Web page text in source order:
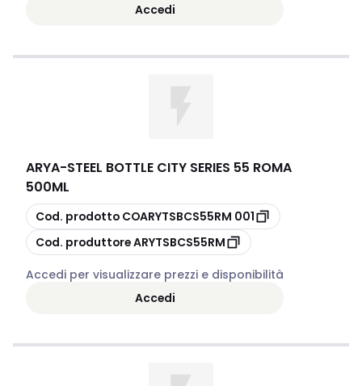
Accedi
ARYA-STEEL BOTTLE CITY SERIES 55 ROMA
500ML
copia
Cod. prodotto COARYTSBCS55RM 001
copia
Cod. produttoreARYTSBCS55RM
Accedi per visualizzare prezzi e disponibilità
Accedi